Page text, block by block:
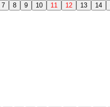
7 8 9 10 11 12 13 14